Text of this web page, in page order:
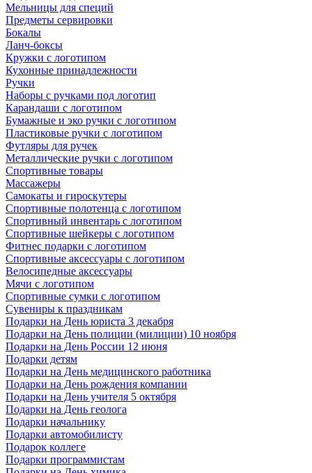
Мельницы для специй
Предметы сервировки
Бокалы
Ланч-боксы
Кружки с логотипом
Кухонные принадлежности
Ручки
Наборы с ручками под логотип
Карандаши с логотипом
Бумажные и эко ручки с логотипом
Пластиковые ручки с логотипом
Футляры для ручек
Металлические ручки с логотипом
Спортивные товары
Массажеры
Самокаты и гироскутеры
Спортивные полотенца с логотипом
Спортивный инвентарь с логотипом
Спортивные шейкеры с логотипом
Фитнес подарки с логотипом
Спортивные аксессуары с логотипом
Велосипедные аксессуары
Мячи с логотипом
Спортивные сумки с логотипом
Сувениры к праздникам
Подарки на День юриста 3 декабря
Подарки на День полиции (милиции) 10 ноября
Подарки на День России 12 июня
Подарки детям
Подарки на День медицинского работника
Подарки на День рождения компании
Подарки на День учителя 5 октября
Подарки на День геолога
Подарки начальнику
Подарки автомобилисту
Подарок коллеге
Подарки программистам